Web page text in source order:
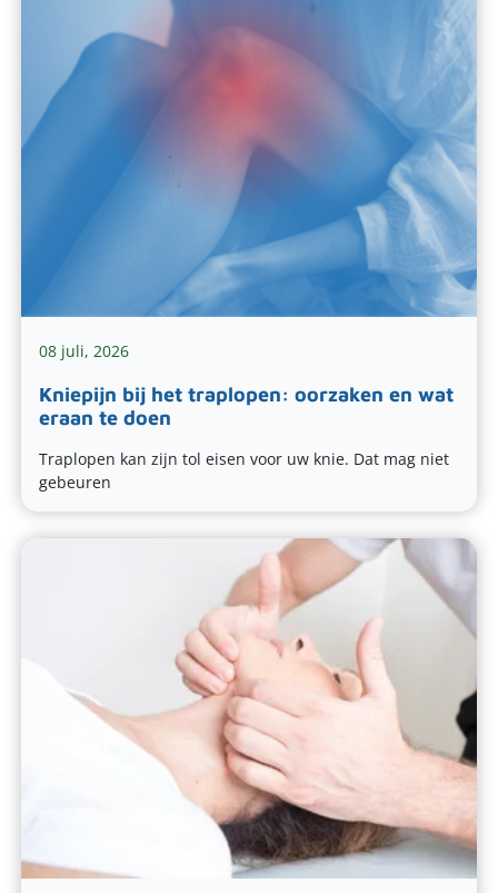
08 juli, 2026
Kniepijn bij het traplopen: oorzaken en wat
eraan te doen
Traplopen kan zijn tol eisen voor uw knie. Dat mag niet
gebeuren